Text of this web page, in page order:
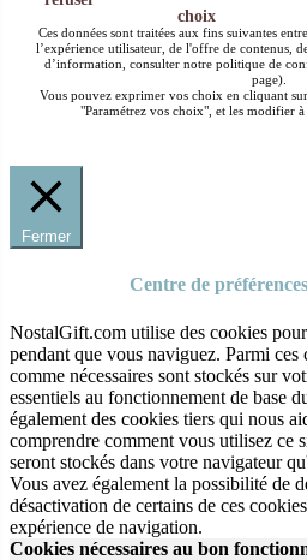
choix
Ces données sont traitées aux fins suivantes
l’expérience utilisateur, de l'offre de contenus,
d’information, consulter notre politique de
page).
Vous pouvez exprimer vos choix en cliquant
"Paramétrez vos choix", et les modifier
Fermer
Centre de
NostalGift.com utilise des cookies
pendant que vous naviguez. Parmi ces
comme nécessaires sont stockés sur
essentiels au fonctionnement de base
également des cookies tiers qui nous
comprendre comment vous utilisez ce
seront stockés dans votre navigateur
Vous avez également la possibilité de
désactivation de certains de ces
expérience de navigation.
Cookies nécessaires au bon